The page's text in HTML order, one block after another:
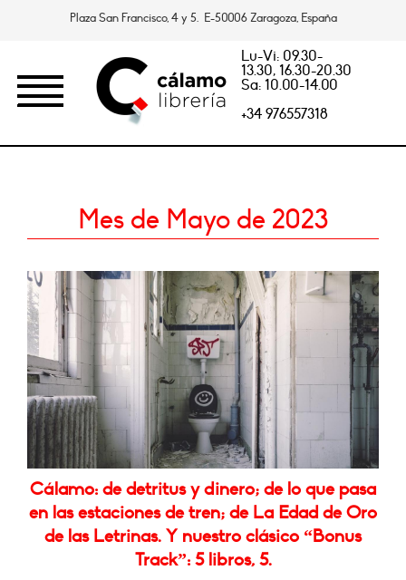
Plaza San Francisco, 4 y 5. E-50006 Zaragoza, España
Lu-Vi: 09.30-
13.30, 16.30-20.30
Sa: 10.00-14.00
+34 976557318
Mes de Mayo de 2023
Cálamo: de detritus y dinero; de lo que pasa
en las estaciones de tren; de La Edad de Oro
de las Letrinas. Y nuestro clásico “Bonus
Track”: 5 libros, 5.